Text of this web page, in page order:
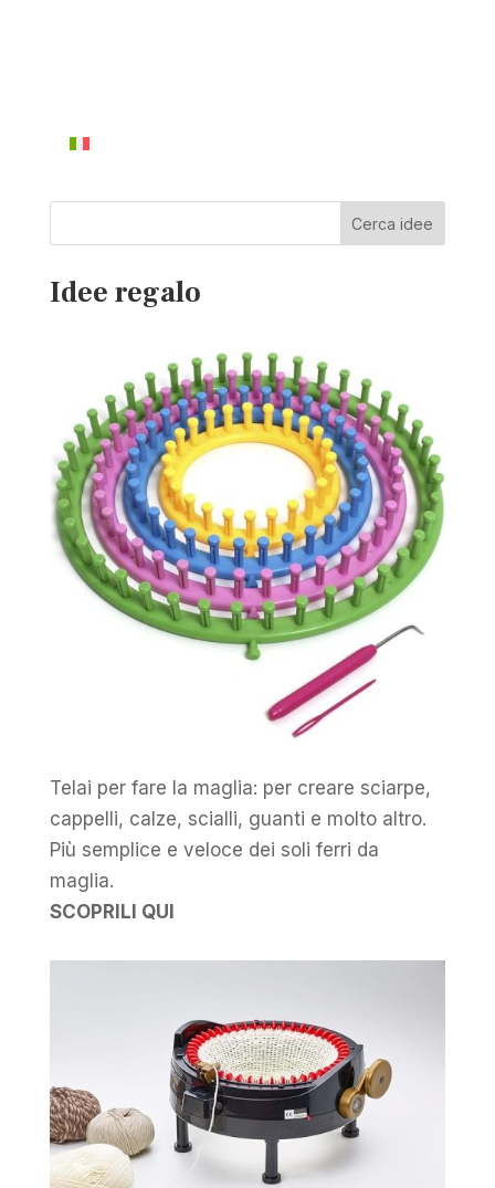
Cerca idee
Idee regalo
Telai per fare la maglia: per creare sciarpe,
cappelli, calze, scialli, guanti e molto altro.
Più semplice e veloce dei soli ferri da
maglia.
SCOPRILI QUI